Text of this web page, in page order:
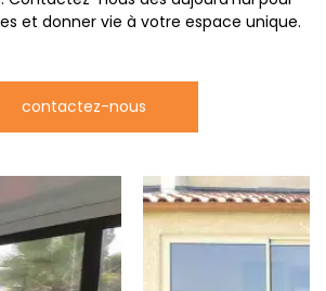
et donner vie à votre espace unique.
contactez-nous